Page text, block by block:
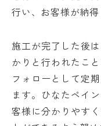
行い、お客様が納
施工が完了した後
かりと行われたこ
フォローとして定
ます。ひなたペイ
客様に分かりやす